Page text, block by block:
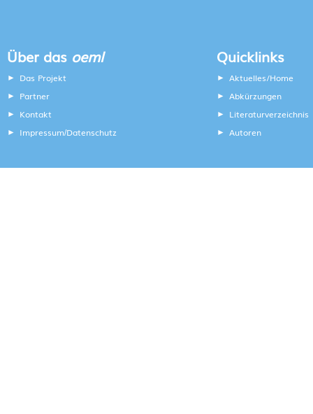
Über das oeml
Das Projekt
Partner
Kontakt
Impressum/Datenschutz
Quicklinks
Aktuelles/Home
Abkürzungen
Literaturverzeichnis
Autoren